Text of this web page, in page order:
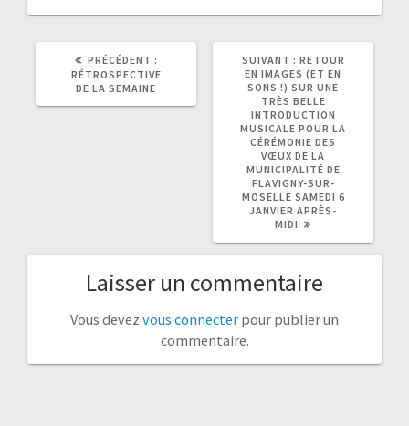
PRÉCÉDENT :
ARTICLE
PRÉCÉDENT
RÉTROSPECTIVE
DE LA SEMAINE
SUIVANT :
ARTICLE
RETOUR
EN IMAGES (ET EN
SONS !) SUR UNE
TRÈS BELLE
INTRODUCTION
MUSICALE POUR LA
CÉRÉMONIE DES
VŒUX DE LA
MUNICIPALITÉ DE
FLAVIGNY-SUR-
MOSELLE SAMEDI 6
JANVIER APRÈS-
MIDI
Laisser un commentaire
Vous devez vous connecter pour publier un
commentaire.